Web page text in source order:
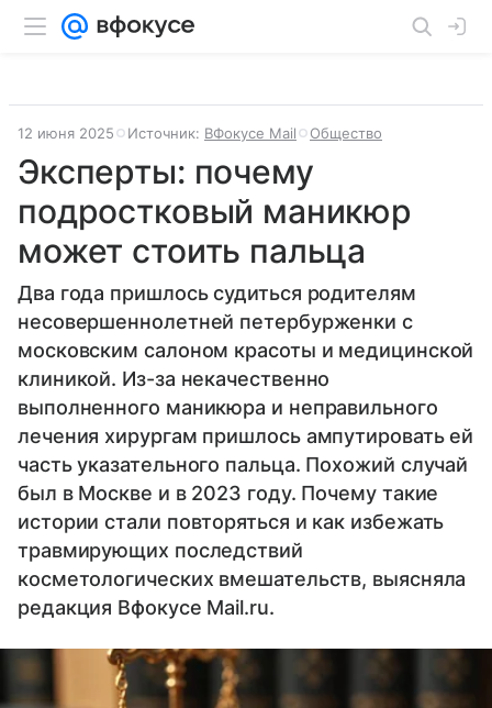
12 июня 2025 Источник: ВФокусе Mail Общество
Эксперты: почему
подростковый маникюр
может стоить пальца
Два года пришлось судиться родителям
несовершеннолетней петербурженки с
московским салоном красоты и медицинской
клиникой. Из-за некачественно
выполненного маникюра и неправильного
лечения хирургам пришлось ампутировать ей
часть указательного пальца. Похожий случай
был в Москве и в 2023 году. Почему такие
истории стали повторяться и как избежать
травмирующих последствий
косметологических вмешательств, выясняла
редакция Вфокусе Mail.ru.